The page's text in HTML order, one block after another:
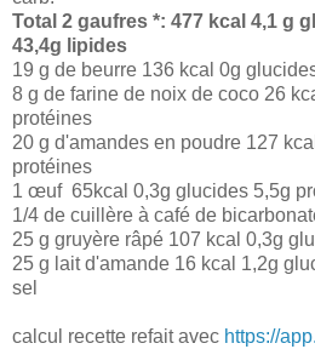
Total 2 gaufres *: 477 kcal 4,1 g
43,4g lipides
19 g de beurre 136 kcal 0g
8 g de farine de noix de coco 26
protéines
20 g d'amandes en poudre 127
protéines
1 œuf 65kcal 0,3g glucides 5,5g
1/4 de cuillère à café de
25 g gruyère râpé 107 kcal 0,3g
25 g lait d'amande 16 kcal 1,2g
sel
calcul recette refait avec https://